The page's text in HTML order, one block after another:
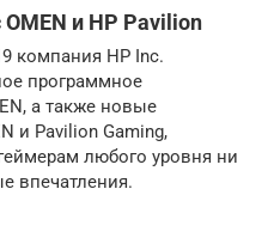
и HP Pavilion
компания HP Inc.
программное
а также новые
и Pavilion Gaming,
любого уровня ни
впечатления.